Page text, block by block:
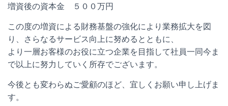
増資後の資本金 ５００万円
この度の増資による財務基盤の強化により業務拡大を図
り、さらなるサービス向上に努めるとともに、
より一層お客様のお役に立つ企業を目指して社員一同今ま
で以上に努力していく所存でございます。
今後とも変わらぬご愛顧のほど、宜しくお願い申し上げま
す。